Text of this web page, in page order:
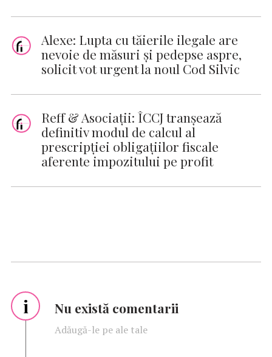
Alexe: Lupta cu tăierile ilegale are
nevoie de măsuri şi pedepse aspre,
solicit vot urgent la noul Cod Silvic
Reff & Asociații: ÎCCJ tranşează
definitiv modul de calcul al
prescripției obligațiilor fiscale
aferente impozitului pe profit
i Nu există comentarii
Adăugă-le pe ale tale